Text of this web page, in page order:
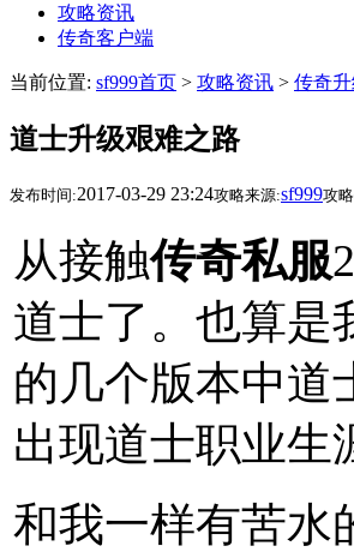
攻略资讯
传奇客户端
当前位置: sf999首页 > 攻略资讯 > 传奇
道士升级艰难之路
发布时间:2017-03-29 23:24攻略来源:sf999攻
从接触传奇私服
道士了。也算是
的几个版本中道
出现道士职业生
和我一样有苦水